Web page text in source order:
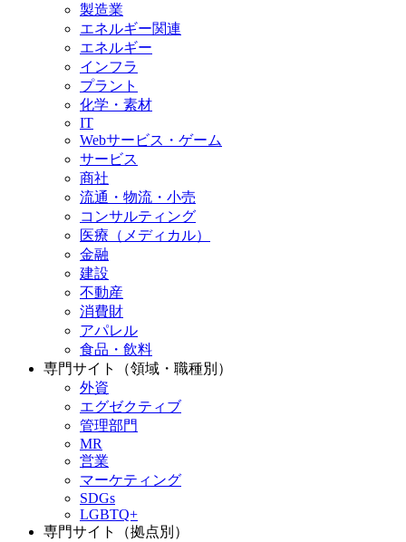
製造業
エネルギー関連
エネルギー
インフラ
プラント
化学・素材
IT
Webサービス・ゲーム
サービス
商社
流通・物流・小売
コンサルティング
医療（メディカル）
金融
建設
不動産
消費財
アパレル
食品・飲料
専門サイト（領域・職種別）
外資
エグゼクティブ
管理部門
MR
営業
マーケティング
SDGs
LGBTQ+
専門サイト（拠点別）